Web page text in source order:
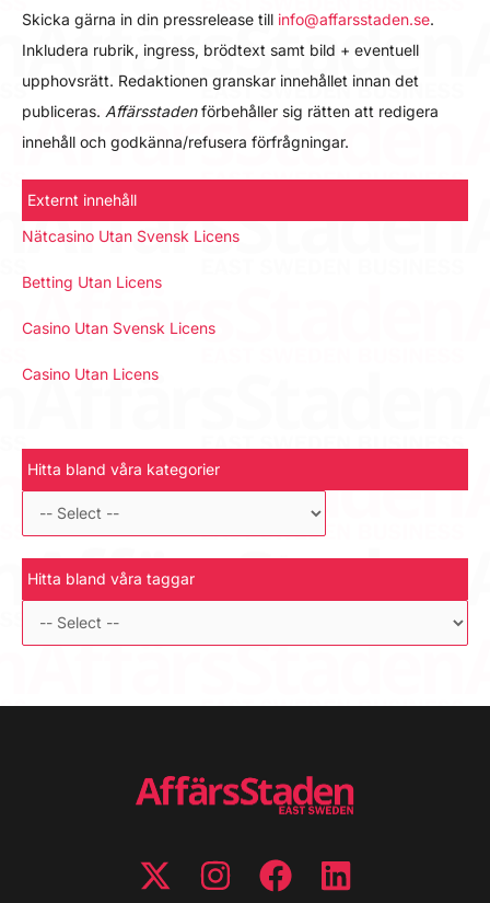
Skicka gärna in din pressrelease till info@affarsstaden.se.
Inkludera rubrik, ingress, brödtext samt bild + eventuell
upphovsrätt. Redaktionen granskar innehållet innan det
publiceras. Affärsstadenförbehåller sig rätten att redigera
innehåll och godkänna/refusera förfrågningar.
Externt innehåll
Nätcasino Utan Svensk Licens
Betting Utan Licens
Casino Utan Svensk Licens
Casino Utan Licens
Hitta bland våra kategorier
Hitta bland våra taggar